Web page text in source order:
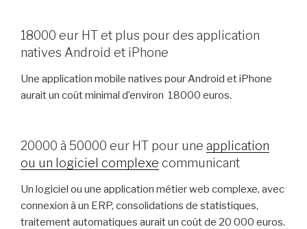
18000 eur HT et plus pour des application
natives Android et iPhone
Une application mobile natives pour Android et iPhone
aurait un coût minimal d’environ 18000 euros.
20000 à 50000 eur HT pour une application
ou un logiciel complexe communicant
Un logiciel ou une application métier web complexe, avec
connexion à un ERP, consolidations de statistiques,
traitement automatiques aurait un coût de 20 000 euros.